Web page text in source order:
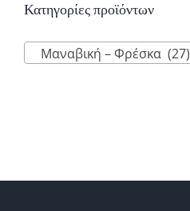
Κατηγορίες προϊόντων
Μαναβική – Φρέσκα (27)